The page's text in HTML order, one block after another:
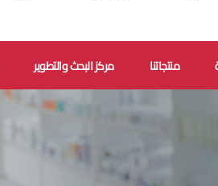
منتجاتنا مركز البحث والتطوير